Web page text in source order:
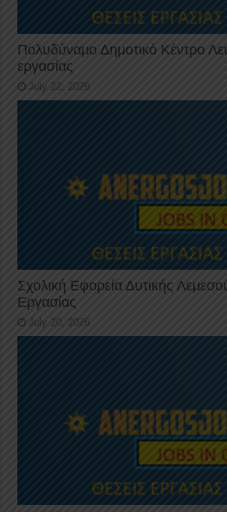
Πολυδύναμο Δημοτικό Κέντρο
εργασίας
July 22, 2026
Σχολική Εφορεία Δυτικής
Εργασίας
July 20, 2026